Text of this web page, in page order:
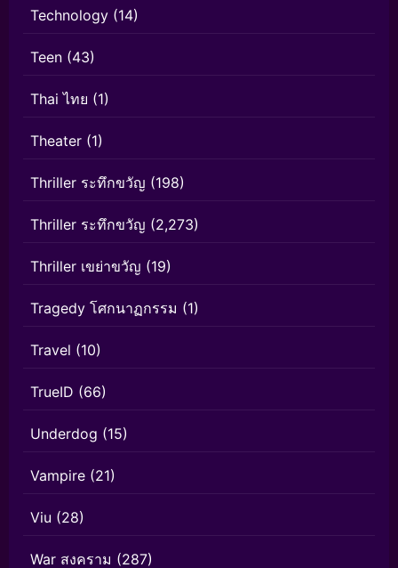
Technology (14)
Teen (43)
Thai ไทย (1)
Theater (1)
Thriller ระทึกขวัญ (198)
Thriller ระทึกขวัญ (2,273)
Thriller เขย่าขวัญ (19)
Tragedy โศกนาฏกรรม (1)
Travel (10)
TrueID (66)
Underdog (15)
Vampire (21)
Viu (28)
War สงคราม (287)